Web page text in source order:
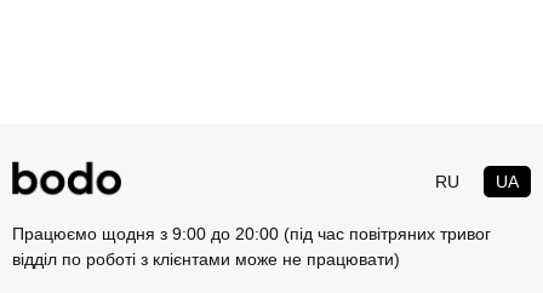
RU UA
Працюємо щодня з 9:00 до 20:00 (під час повітряних тривог
відділ по роботі з клієнтами може не працювати)